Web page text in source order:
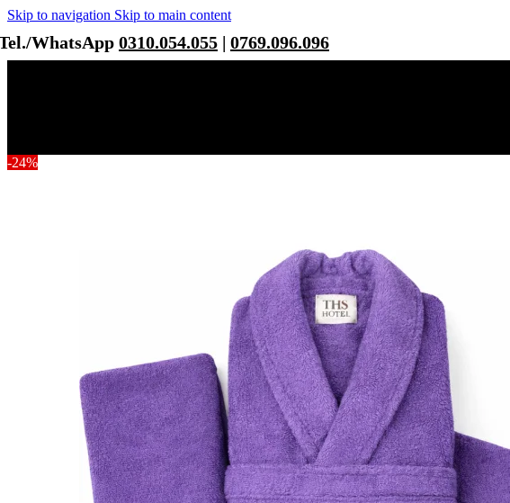
Skip to navigation Skip to main content
WhatsApp 0310.054.055 | 0769.096.096
-24%